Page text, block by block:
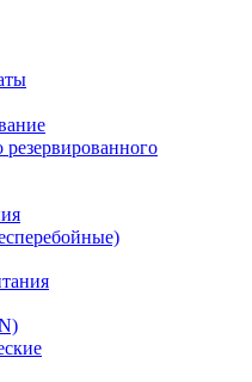
резервированного